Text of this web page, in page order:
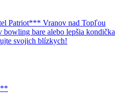
bowling bare alebo lepšia kondička
svojich blízkych!